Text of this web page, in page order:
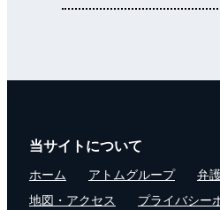
当サイトについて
ホーム アトムグループ 弁
地図・アクセス
プライバシー